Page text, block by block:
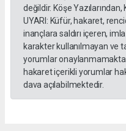
değildir. Köşe Yazılarından,
UYARI: Küfür, hakaret,
inançlara saldırı içeren,
karakter kullanılmayan ve
yorumlar
hakaret içerikli yorumlar
dava açılabilmektedir.